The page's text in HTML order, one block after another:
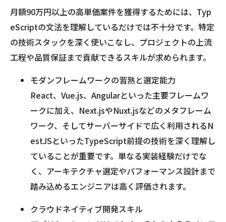
月額90万円以上の高単価案件を獲得するためには、Typ
eScriptの文法を理解しているだけでは不十分です。特定
の技術スタックを深く使いこなし、プロジェクトの上流
工程や品質保証まで貢献できるスキルが求められます。
モダンフレームワークの習熟と選定能力
React、Vue.js、Angularといった主要フレームワ
ークに加え、Next.jsやNuxt.jsなどのメタフレーム
ワーク、そしてサーバーサイドで広く利用されるN
estJSといったTypeScript前提の技術を深く理解し
ていることが重要です。単なる実装経験だけでな
く、アーキテクチャ選定やパフォーマンス設計まで
踏み込めるエンジニアは高く評価されます。
クラウドネイティブ開発スキル